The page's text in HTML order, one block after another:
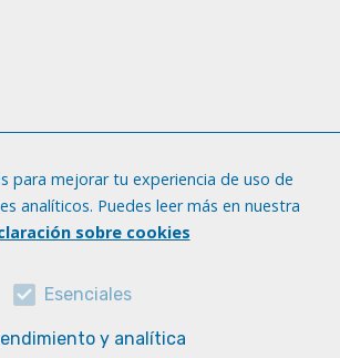
para mejorar tu experiencia de uso de
analíticos. Puedes leer más en nuestra
sobre cookies
Esenciales
y analítica